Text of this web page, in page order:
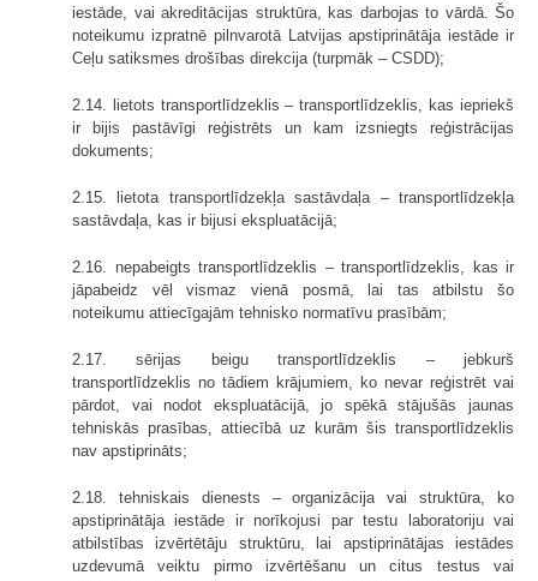
iestāde, vai akreditācijas struktūra, kas darbojas to vārdā. Šo
noteikumu izpratnē pilnvarotā Latvijas apstiprinātāja iestāde ir
Ceļu satiksmes drošības direkcija (turpmāk – CSDD);
2.14. lietots transportlīdzeklis – transportlīdzeklis, kas iepriekš
ir bijis pastāvīgi reģistrēts un kam izsniegts reģistrācijas
dokuments;
2.15. lietota transportlīdzekļa sastāvdaļa – transportlīdzekļa
sastāvdaļa, kas ir bijusi ekspluatācijā;
2.16. nepabeigts transportlīdzeklis – transportlīdzeklis, kas ir
jāpabeidz vēl vismaz vienā posmā, lai tas atbilstu šo
noteikumu attiecīgajām tehnisko normatīvu prasībām;
2.17. sērijas beigu transportlīdzeklis – jebkurš
transportlīdzeklis no tādiem krājumiem, ko nevar reģistrēt vai
pārdot, vai nodot ekspluatācijā, jo spēkā stājušās jaunas
tehniskās prasības, attiecībā uz kurām šis transportlīdzeklis
nav apstiprināts;
2.18. tehniskais dienests – organizācija vai struktūra, ko
apstiprinātāja iestāde ir norīkojusi par testu laboratoriju vai
atbilstības izvērtētāju struktūru, lai apstiprinātājas iestādes
uzdevumā veiktu pirmo izvērtēšanu un citus testus vai